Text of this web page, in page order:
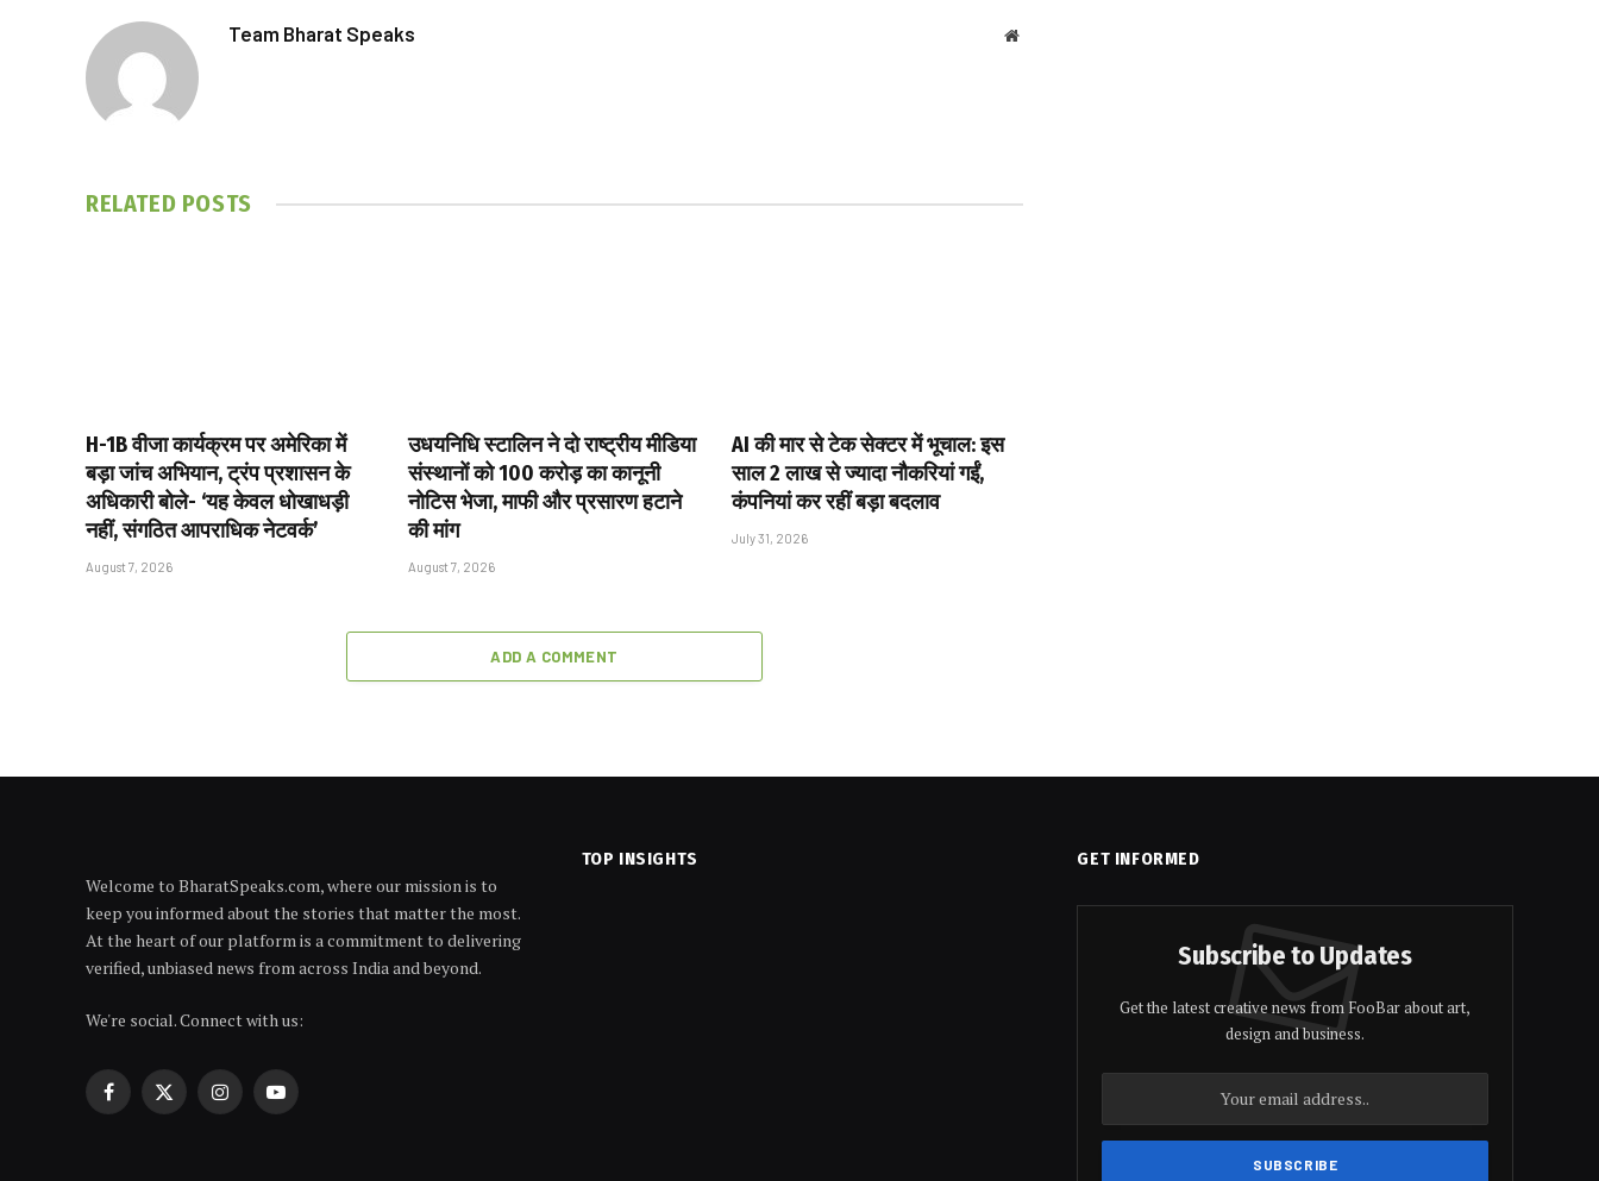
Team Bharat Speaks Website
RELATED POSTS
H-1B वीजा कार्यक्रम पर अमेरिका में
बड़ा जांच अभियान, ट्रंप प्रशासन के
अधिकारी बोले- ‘यह केवल धोखाधड़ी
नहीं, संगठित आपराधिक नेटवर्क’
August 7, 2026
उधयनिधि स्टालिन ने दो राष्ट्रीय मीडिया
संस्थानों को ₹100 करोड़ का कानूनी
नोटिस भेजा, माफी और प्रसारण हटाने
की मांग
August 7, 2026
AI की मार से टेक सेक्टर में भूचाल: इस
साल 2 लाख से ज्यादा नौकरियां गईं,
कंपनियां कर रहीं बड़ा बदलाव
July 31, 2026
ADD A COMMENT
Welcome to BharatSpeaks.com, where our mission is to
keep you informed about the stories that matter the most.
At the heart of our platform is a commitment to delivering
verified, unbiased news from across India and beyond.
We're social. Connect with us:
Facebook
X
InstagramYouTube
TOP INSIGHTS GET INFORMED
Subscribe to Updates
Get the latest creative news from FooBar about art,
design and business.